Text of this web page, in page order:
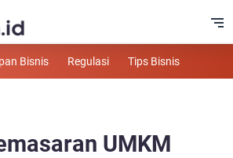
Bisnis Regulasi Tips Bisnis
UMKM